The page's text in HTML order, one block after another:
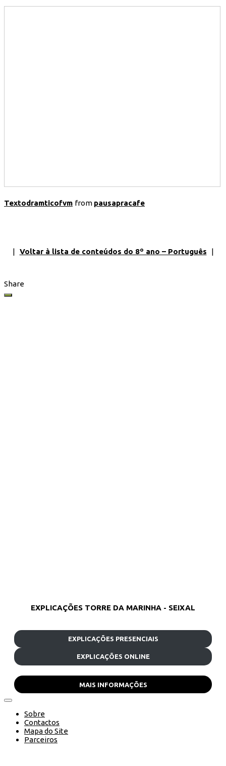
Textodramticofvm from pausapracafe
| Voltar à lista de conteúdos do 8º ano – Português |
Share
EXPLICAÇÕES TORRE DA MARINHA - SEIXAL
EXPLICAÇÕES PRESENCIAIS
EXPLICAÇÕES ONLINE
MAIS INFORMAÇÕES
Sobre
Contactos
Mapa do Site
Parceiros